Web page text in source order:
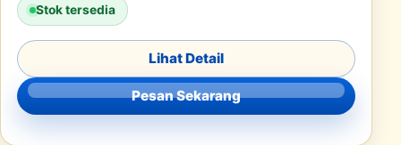
Stok tersedia
Lihat Detail
Pesan Sekarang